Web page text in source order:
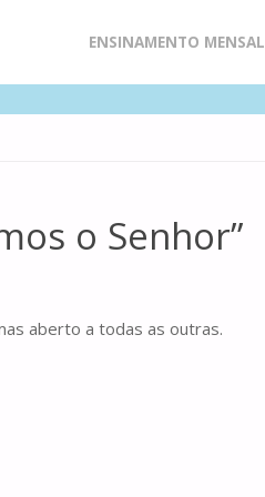
to
ENSINAMENTO MENSAL
o Senhor”
aberto a todas as outras.